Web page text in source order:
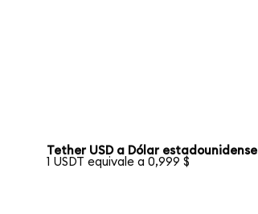
Tether USD a Dólar estadounidense
1 USDT equivale a 0,999 $